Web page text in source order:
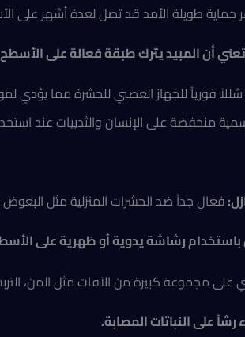
حماية طويلة الأمد قد تصل لعدة أشهر على
أن المبيد يترك طبقة فعالة على
فورياً للجهاز العصبي للحشرة مما يؤدي
منخفضة على الإنسان والثدييات عند
فعال جداً ضد الحشرات المنزلية مثل البعوض
مجموعة كبيرة من الآفات مثل المن،
.